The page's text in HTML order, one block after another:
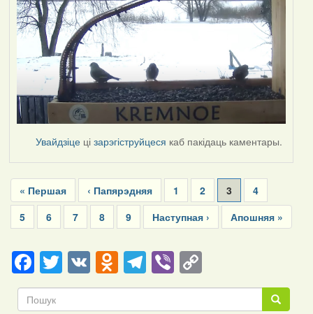
Увайдзіце цізарэгіструйцеся каб пакідаць каментары.
Pagination
First
page
« Першая
Previous
page
‹ Папярэдняя Page
1 Page
2
Current
page
3 Page
4
Page
5 Page
6 Page
7 Page
8 Page
9
Next
page
Наступная ›
Last
page
Апошняя »
Facebook
Twitter
VKOdnoklassniki
Telegram
ViberCopy
Link Пошук
Пошук